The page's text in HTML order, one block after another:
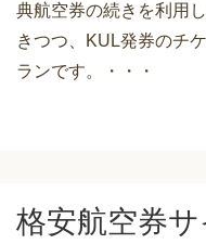
典航空券の続きを利用
きつつ、KUL発券のチ
ランです。・・・
格安航空券サ